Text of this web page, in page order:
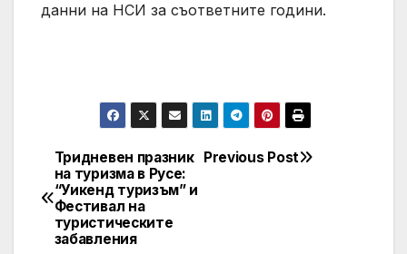
данни на НСИ за съответните години.
Post
navigation
Previous Post
Тридневен празник
на туризма в Русе:
“Уикенд туризъм” и
Фестивал на
туристическите
забавления